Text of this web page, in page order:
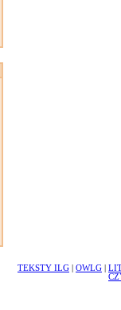
TEKSTY ILG OWLG